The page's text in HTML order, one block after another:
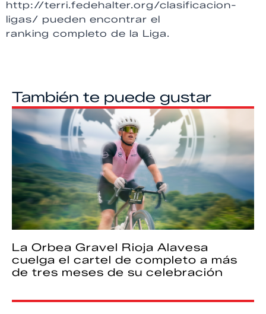
http://terri.fedehalter.org/clasificacion-
ligas/ pueden encontrar el
ranking completo de la Liga.
También te puede gustar
La Orbea Gravel Rioja Alavesa
cuelga el cartel de completo a más
de tres meses de su celebración